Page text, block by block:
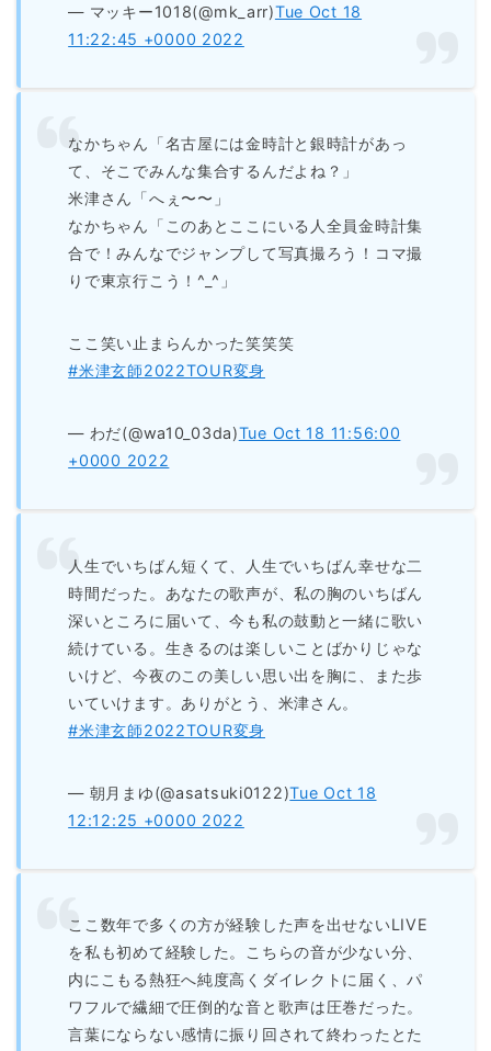
— マッキー1018(@mk_arr)Tue Oct 18
11:22:45 +0000 2022
なかちゃん「名古屋には金時計と銀時計があっ
て、そこでみんな集合するんだよね？」
米津さん「へぇ〜〜」
なかちゃん「このあとここにいる人全員金時計集
合で！みんなでジャンプして写真撮ろう！コマ撮
りで東京行こう！^_^」
ここ笑い止まらんかった笑笑笑
#米津玄師2022TOUR変身
— わだ(@wa10_03da)Tue Oct 18 11:56:00
+0000 2022
人生でいちばん短くて、人生でいちばん幸せな二
時間だった。あなたの歌声が、私の胸のいちばん
深いところに届いて、今も私の鼓動と一緒に歌い
続けている。生きるのは楽しいことばかりじゃな
いけど、今夜のこの美しい思い出を胸に、また歩
いていけます。ありがとう、米津さん。
#米津玄師2022TOUR変身
— 朝月まゆ(@asatsuki0122)Tue Oct 18
12:12:25 +0000 2022
ここ数年で多くの方が経験した声を出せないLIVE
を私も初めて経験した。こちらの音が少ない分、
内にこもる熱狂へ純度高くダイレクトに届く、パ
ワフルで繊細で圧倒的な音と歌声は圧巻だった。
言葉にならない感情に振り回されて終わったとた